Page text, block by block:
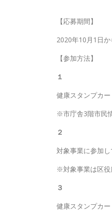
【応募期間】
2020年10月1日
【参加方法】
１
健康スタンプカ
※市庁舎3階市民
２
対象事業に参加
※対象事業は区役
３
健康スタンプカ